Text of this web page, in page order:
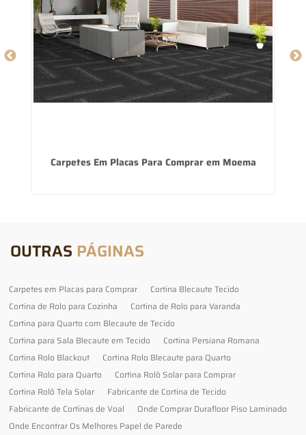
Carpetes Em Placas Para Comprar em Moema
OUTRAS PÁGINAS
Carpetes em Placas para Comprar
Cortina Blecaute Tecido
Cortina de Rolo para Cozinha
Cortina de Rolo para Varanda
Cortina para Quarto com Blecaute de Tecido
Cortina para Sala Blecaute em Tecido
Cortina Persiana Romana
Cortina Rolo Blackout
Cortina Rolo Blecaute para Quarto
Cortina Rolo para Quarto
Cortina Rolô Solar para Comprar
Cortina Rolô Tela Solar
Fabricante de Cortina de Tecido
Fabricante de Cortinas de Voal
Onde Comprar Durafloor Piso Laminado
Onde Encontrar Os Melhores Papel de Parede